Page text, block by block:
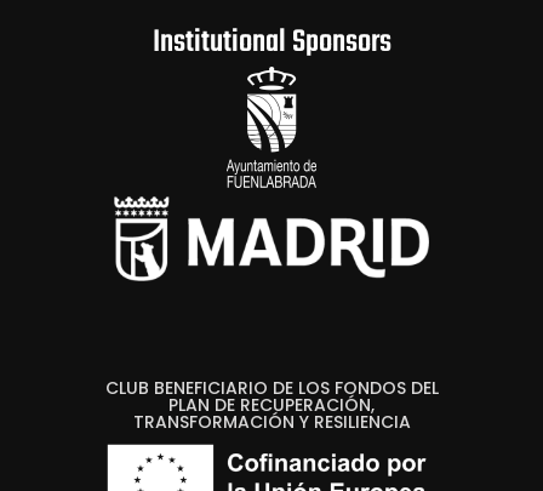
Institutional Sponsors
CLUB BENEFICIARIO DE LOS FONDOS DEL
PLAN DE RECUPERACIÓN,
TRANSFORMACIÓN Y RESILIENCIA